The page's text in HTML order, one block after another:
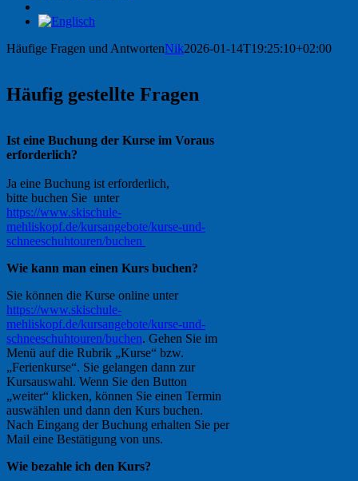
Häufige Fragen und AntwortenNik2026-01-14T19:25:10+02:00
Häufig gestellte Fragen
Ist eine Buchung der Kurse im Voraus
erforderlich?
Ja eine Buchung ist erforderlich,
bitte buchen Sie unter
https://www.skischule-
mehliskopf.de/kursangebote/kurse-und-
schneeschuhtouren/buchen
Wie kann man einen Kurs buchen?
Sie können die Kurse online unter
https://www.skischule-
mehliskopf.de/kursangebote/kurse-und-
schneeschuhtouren/buchen. Gehen Sie im
Menü auf die Rubrik „Kurse“ bzw.
„Ferienkurse“. Sie gelangen dann zur
Kursauswahl. Wenn Sie den Button
„weiter“ klicken, können Sie einen Termin
auswählen und dann den Kurs buchen.
Nach Eingang der Buchung erhalten Sie per
Mail eine Bestätigung von uns.
Wie bezahle ich den Kurs?